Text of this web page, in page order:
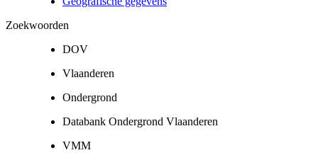
Zoekwoorden
DOV
Vlaanderen
Ondergrond
Databank Ondergrond Vlaanderen
VMM